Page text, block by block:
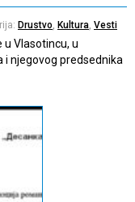
Drustvo, Kultura, Vesti
u Vlasotincu, u
i njegovog predsednika